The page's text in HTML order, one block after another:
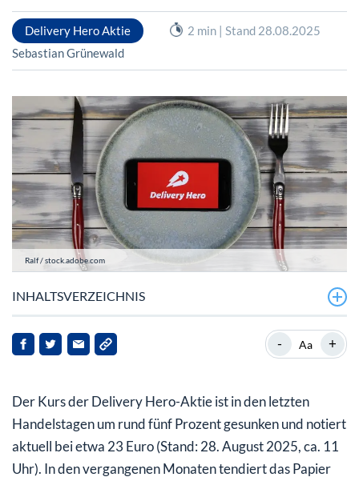
Delivery Hero Aktie
2 min | Stand 28.08.2025
Sebastian Grünewald
Ralf / stock.adobe.com
INHALTSVERZEICHNIS
Deliver Hero mit Umsatz- und Ergebniswachstum
- Aa +
Der Kurs der Delivery Hero-Aktie ist in den letzten
Handelstagen um rund fünf Prozent gesunken und notiert
aktuell bei etwa 23 Euro (Stand: 28. August 2025, ca. 11
Uhr). In den vergangenen Monaten tendiert das Papier